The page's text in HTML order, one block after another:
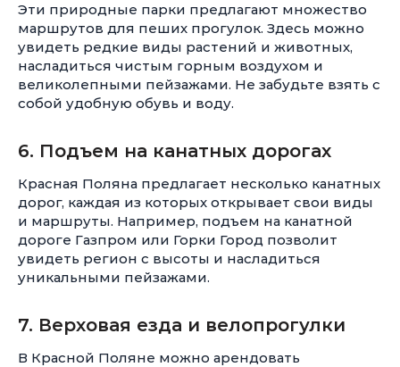
Эти природные парки предлагают множество
маршрутов для пеших прогулок. Здесь можно
увидеть редкие виды растений и животных,
насладиться чистым горным воздухом и
великолепными пейзажами. Не забудьте взять с
собой удобную обувь и воду.
6. Подъем на канатных дорогах
Красная Поляна предлагает несколько канатных
дорог, каждая из которых открывает свои виды
и маршруты. Например, подъем на канатной
дороге Газпром или Горки Город позволит
увидеть регион с высоты и насладиться
уникальными пейзажами.
7. Верховая езда и велопрогулки
В Красной Поляне можно арендовать